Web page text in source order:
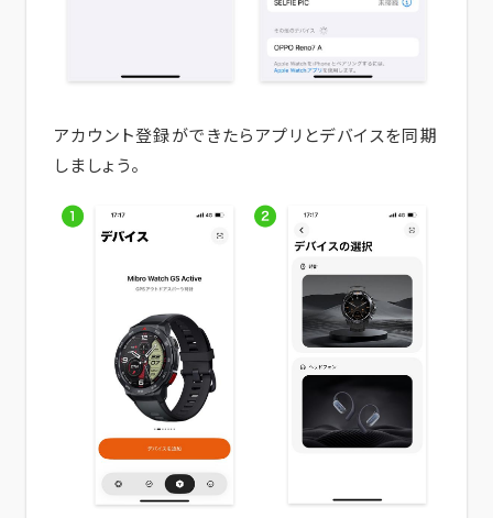
アカウント登録ができたらアプリとデバイスを同期
しましょう。